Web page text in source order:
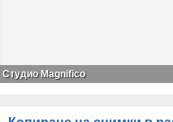
Студио Magnifico